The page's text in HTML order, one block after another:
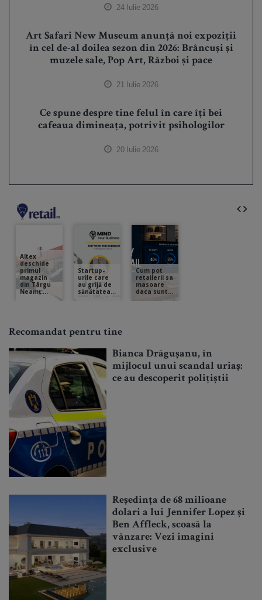
24 Iulie 2026
Art Safari New Museum anunță noi expoziții
în cel de-al doilea sezon din 2026: Brâncuși și
muzele sale, Pop Art, Război și pace
21 Iulie 2026
Ce spune despre tine felul în care îți bei
cafeaua dimineața, potrivit psihologilor
20 Iulie 2026
Recomandat pentru tine
Bianca Drăgușanu, în
mijlocul unui scandal uriaș:
ce au descoperit polițiștii
Reședința de 68 milioane
dolari a lui Jennifer Lopez și
Ben Affleck, scoasă la
vânzare: Vezi imagini
exclusive